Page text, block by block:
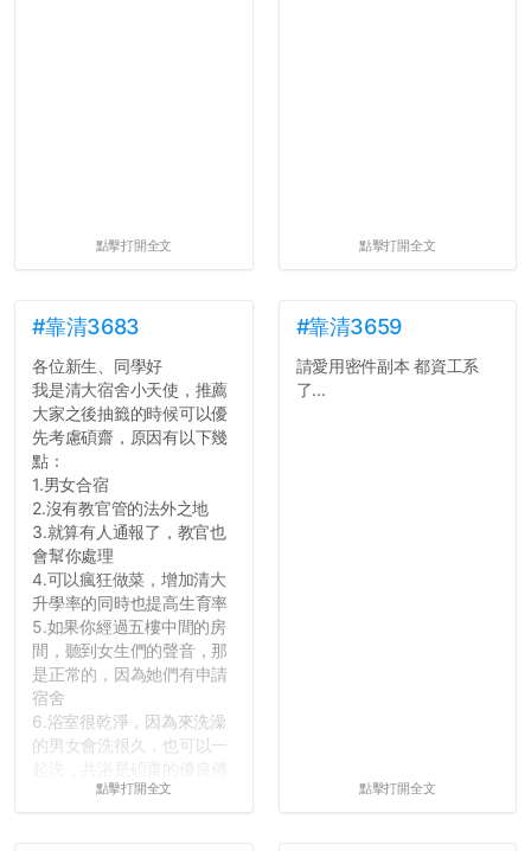
點擊打開全文 點擊打開全文
#靠清3683
各位新生、同學好
我是清大宿舍小天使，推薦
大家之後抽籤的時候可以優
先考慮碩齋，原因有以下幾
點：
1.男女合宿
2.沒有教官管的法外之地
3.就算有人通報了，教官也
會幫你處理
4.可以瘋狂做菜，增加清大
升學率的同時也提高生育率
5.如果你經過五樓中間的房
間，聽到女生們的聲音，那
是正常的，因為她們有申請
宿舍
6.浴室很乾淨，因為來洗澡
的男女會洗很久，也可以一
點擊打開全文
#靠清3659
請愛用密件副本 都資工系
了...
點擊打開全文